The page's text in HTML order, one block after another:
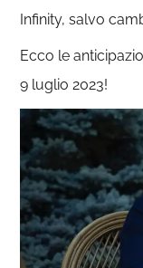
Infinity, salvo
Ecco le
9 luglio 2023!